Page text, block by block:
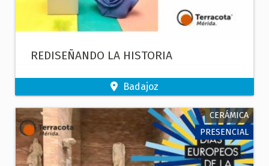
REDISEÑANDO LA HISTORIA
Badajoz
CERÁMICA
PRESENCIAL